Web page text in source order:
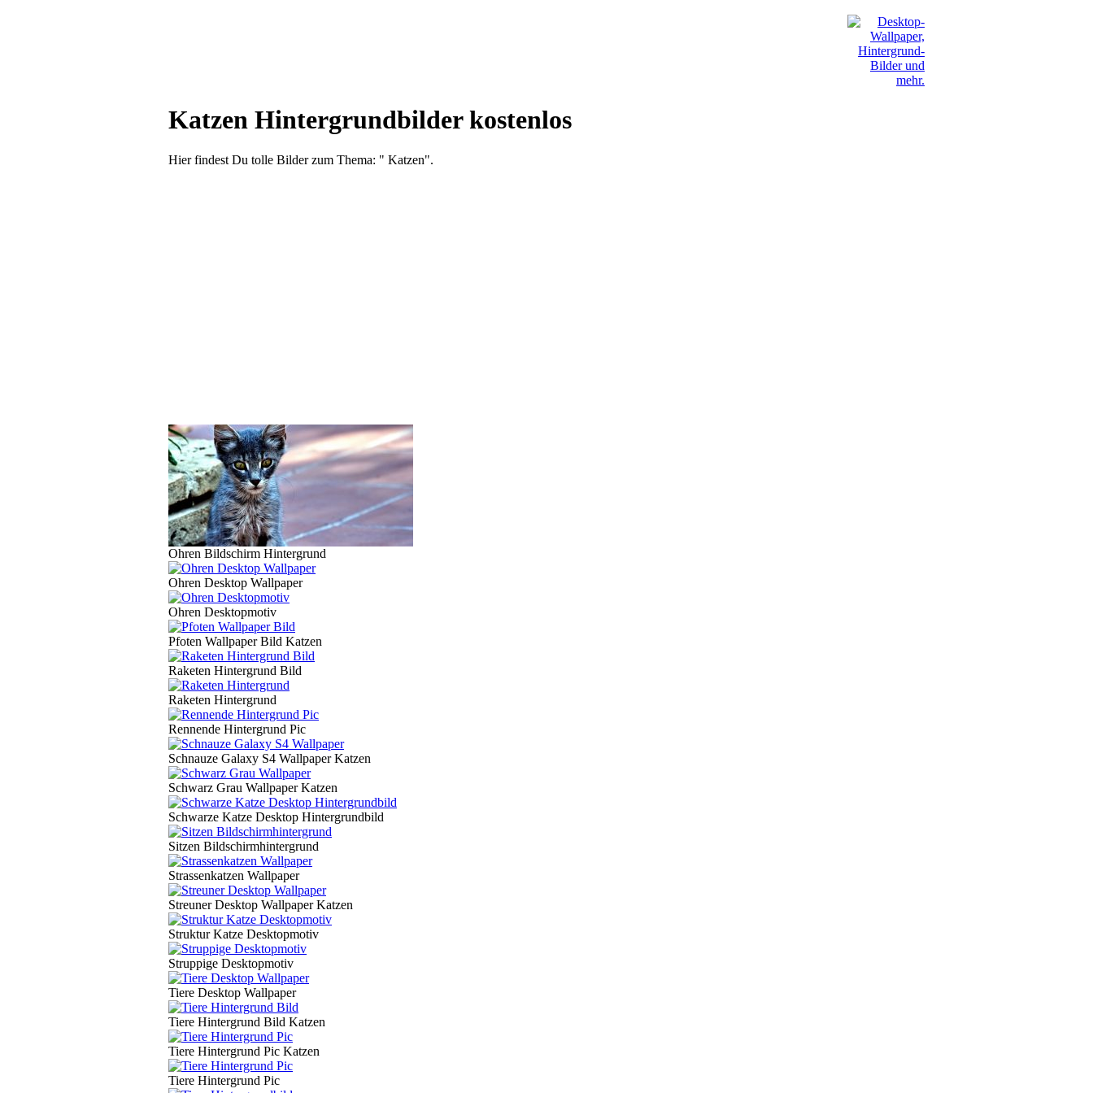
Katzen Hintergrundbilder kostenlos
Hier findest Du tolle Bilder zum Thema: " Katzen".
Ohren Bildschirm Hintergrund
Ohren Desktop Wallpaper
Ohren Desktopmotiv
Pfoten Wallpaper Bild Katzen
Raketen Hintergrund Bild
Raketen Hintergrund
Rennende Hintergrund Pic
Schnauze Galaxy S4 Wallpaper Katzen
Schwarz Grau Wallpaper Katzen
Schwarze Katze Desktop Hintergrundbild
Sitzen Bildschirmhintergrund
Strassenkatzen Wallpaper
Streuner Desktop Wallpaper Katzen
Struktur Katze Desktopmotiv
Struppige Desktopmotiv
Tiere Desktop Wallpaper
Tiere Hintergrund Bild Katzen
Tiere Hintergrund Pic Katzen
Tiere Hintergrund Pic